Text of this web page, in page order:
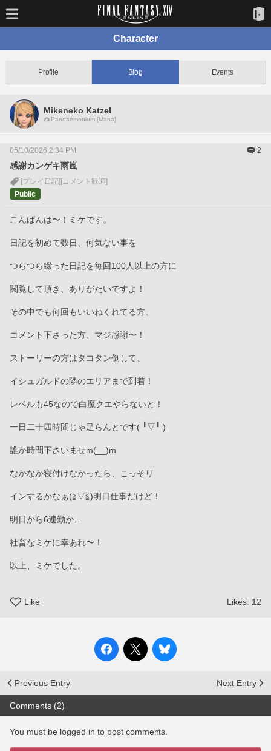
Character
Profile Blog Events
Mikeneko Katzel
Pandaemonium [Mana]
05/10/2026 2:34 PM 2
感謝カンゲキ雨嵐
[プレイ日記] [コメント歓迎]
Public
こんばんは〜！ミケです。
日記を初めて数日、何気ない事を
つらつら綴った日記を毎回100人以上の方に
閲覧して頂き、ありがたいですよ！
その中でも何回もいいねくれてる方、
コメント下さった方、マジ感謝〜！
ストーリーの方はタコタン倒して、
イシュガルドの隣のエリアまで到着！
レベルも45なので白魔クエやらないと！
一日二十四時間じゃ足らんとです(⁠ ⁠╹⁠▽⁠╹⁠ ⁠)
誰か時間下さいませm(__)m
なかなか寝付けなかったら、こっそり
インするかなぁ(⁠≧⁠▽⁠≦⁠)明日仕事だけど！
明日から6連勤か…
社畜なミケに幸あれ〜！
以上、ミケでした。
Like Likes: 12
Previous Entry Next Entry
Comments (2)
You must be logged in to post comments.